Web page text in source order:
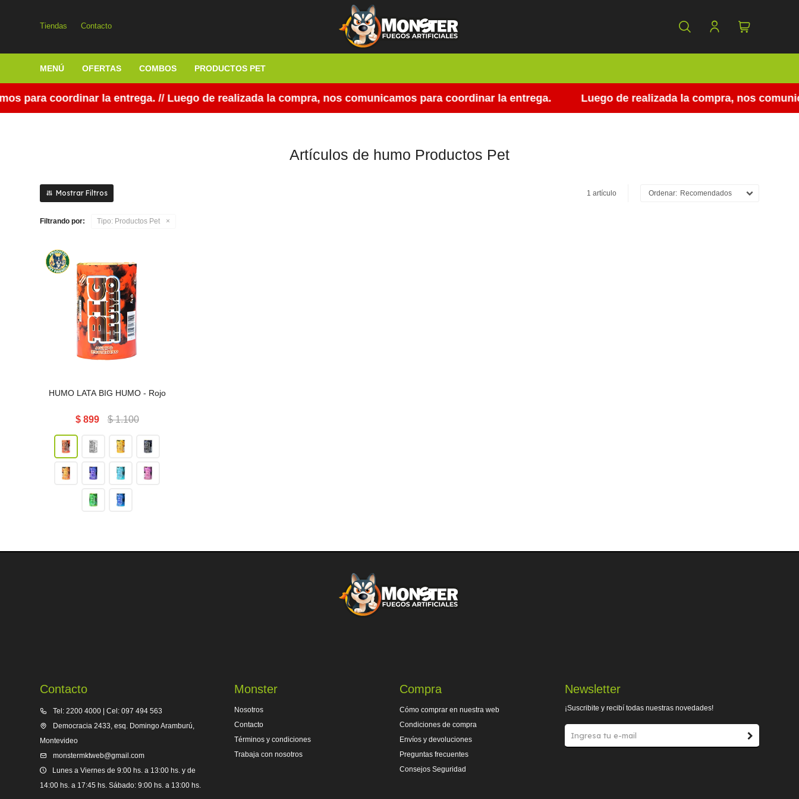
MENÚ OFERTAS COMBOS PRODUCTOS PET
Tiendas Contacto
para coordinar la entrega. // Luego de realizada la compra, nos comunicamos para coordinar la entrega. Luego de realizada la compra, nos
Artículos de humo Productos Pet
1 artículo Recomendados
Filtrando por: Tipo: Productos Pet
HUMO LATA BIG HUMO
HUMO LATA BIG HUMO - Rojo
$ 899 $ 1.100
Contacto
Tel: 2200 4000 | Cel: 097 494 563
Democracia 2433, esq. Domingo Aramburú,
Montevideo
monstermktweb@gmail.com
Lunes a Viernes de 9:00 hs. a 13:00 hs. y de
14:00 hs. a 17:45 hs. Sábado: 9:00 hs. a 13:00 hs.
Monster
Nosotros
Contacto
Términos y condiciones
Trabaja con nosotros
Compra
Cómo comprar en nuestra web
Condiciones de compra
Envíos y devoluciones
Preguntas frecuentes
Consejos Seguridad
Newsletter
¡Suscribite y recibí todas nuestras novedades!